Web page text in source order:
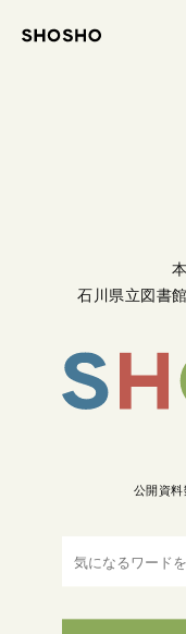
石川県立図書
公開資料